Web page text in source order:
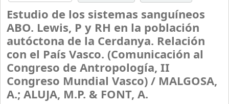
Estudio de los sistemas sanguíneos
ABO. Lewis, P y RH en la población
autóctona de la Cerdanya. Relación
con el País Vasco. (Comunicación al
Congreso de Antropología, II
Congreso Mundial Vasco) / MALGOSA,
A.; ALUJA, M.P. & FONT, A.